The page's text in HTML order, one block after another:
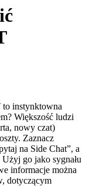
to instynktowna
Większość ludzi
nowy czat)
Zaznacz
na Side Chat”, a
go jako sygnału
informacje można
dotyczącym